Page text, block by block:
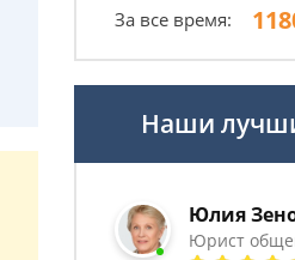
За все время:
Наши
Юлия
Юрист